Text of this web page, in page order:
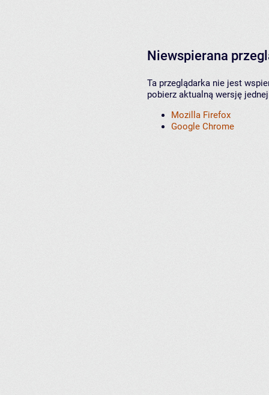
Niewspierana
Ta przeglądarka nie jest
pobierz aktualną wersję
Mozilla Firefox
Google Chrome